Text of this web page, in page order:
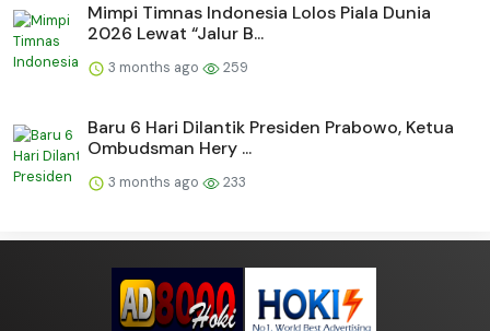
Mimpi Timnas Indonesia Lolos Piala Dunia
2026 Lewat “Jalur B...
3 months ago 259
Baru 6 Hari Dilantik Presiden Prabowo, Ketua
Ombudsman Hery ...
3 months ago 233